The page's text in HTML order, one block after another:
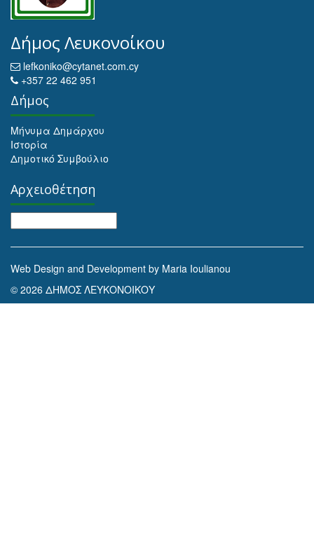
Δήμος Λευκονοίκου
lefkoniko@cytanet.com.cy
+357 22 462 951
Δήμος
Μήνυμα Δημάρχου
Ιστορία
Δημοτικό Συμβούλιο
Αρχειοθέτηση
Web Design and Development by Maria Ioulianou
© 2026 ΔΗΜΟΣ ΛΕΥΚΟΝΟΙΚΟΥ